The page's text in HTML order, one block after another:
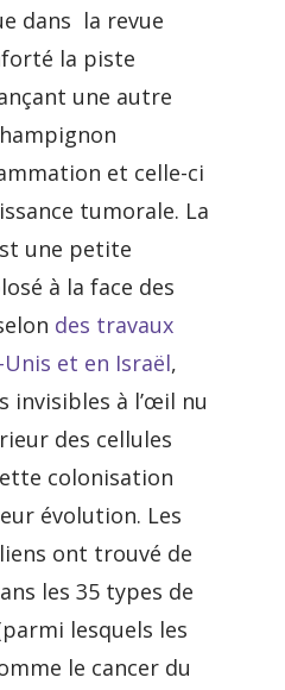
dans la revue
la piste
une autre
et celle-ci
tumorale. La
une petite
à la face des
des travaux
et en Israël,
invisibles à l’œil nu
des cellules
colonisation
évolution. Les
ont trouvé de
les 35 types de
lesquels les
le cancer du